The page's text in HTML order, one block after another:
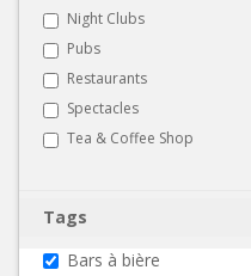
Night Clubs
Pubs
Restaurants
Spectacles
Tea & Coffee Shop
Tags
Bars à bière